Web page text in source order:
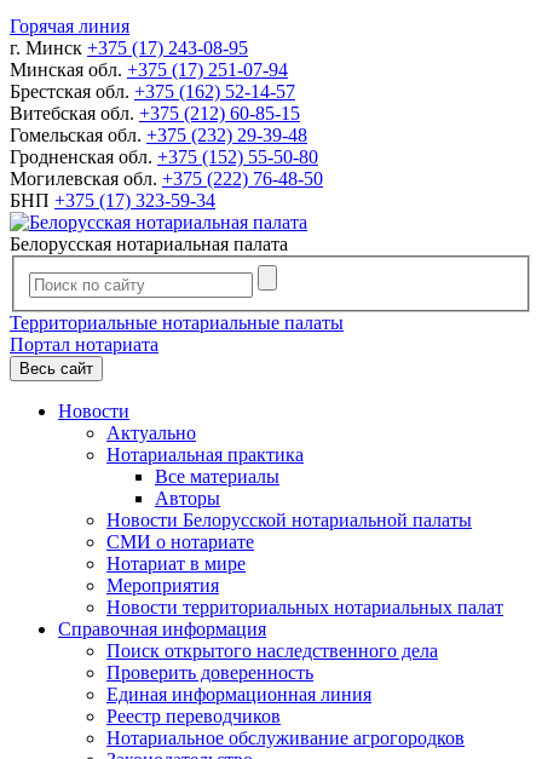
Горячая линия
г. Минск +375 (17) 243-08-95
Минская обл. +375 (17) 251-07-94
Брестская обл. +375 (162) 52-14-57
Витебская обл. +375 (212) 60-85-15
Гомельская обл. +375 (232) 29-39-48
Гродненская обл. +375 (152) 55-50-80
Могилевская обл. +375 (222) 76-48-50
БНП +375 (17) 323-59-34
Белорусская нотариальная палата
Территориальные нотариальные палаты
Портал нотариата
Весь сайт
Новости
Актуально
Нотариальная практика
Все материалы
Авторы
Новости Белорусской нотариальной палаты
СМИ о нотариате
Нотариат в мире
Мероприятия
Новости территориальных нотариальных палат
Справочная информация
Поиск открытого наследственного дела
Проверить доверенность
Единая информационная линия
Реестр переводчиков
Нотариальное обслуживание агрогородков